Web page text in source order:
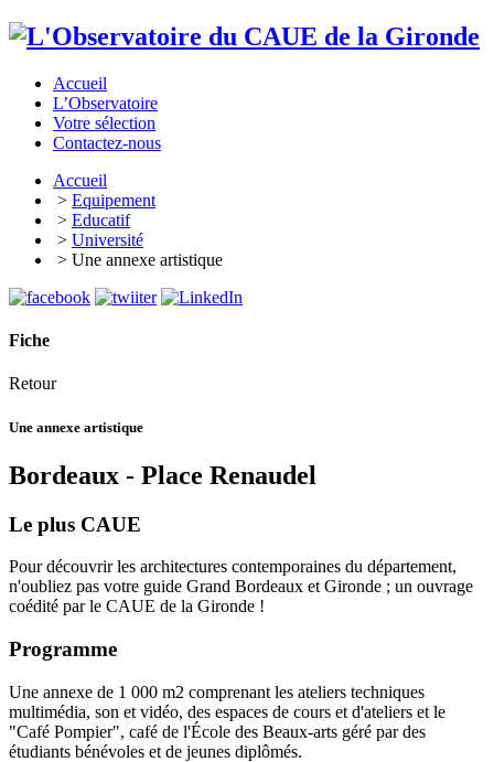
Accueil
L’Observatoire
Votre sélection
Contactez-nous
Accueil
> Equipement
> Educatif
> Université
> Une annexe artistique
Fiche
Retour
Une annexe artistique
Bordeaux - Place Renaudel
Le plus CAUE
Pour découvrir les architectures contemporaines du département,
n'oubliez pas votre guide Grand Bordeaux et Gironde ; un ouvrage
coédité par le CAUE de la Gironde !
Programme
Une annexe de 1 000 m2 comprenant les ateliers techniques
multimédia, son et vidéo, des espaces de cours et d'ateliers et le
"Café Pompier", café de l'École des Beaux-arts géré par des
étudiants bénévoles et de jeunes diplômés.